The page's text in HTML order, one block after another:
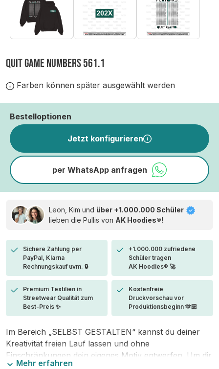
QUIT GAME NUMBERS 561.1
Farben können später ausgewählt werden
Bestelloptionen
Jetzt konfigurieren
per WhatsApp anfragen
Leon, Kim und über +1.000.000 Schüler
lieben die Pullis von AK Hoodies®!
Sichere Zahlung per
PayPal, Klarna
Rechnungskauf uvm. 🔒
+1.000.000 zufriedene
Schüler tragen
AK Hoodies® 🚀
Premium Textilien in
Streetwear Qualität zum
Best-Preis ✨
Kostenfreie
Druckvorschau vor
Produktionsbeginn 🫶🏻
Im Bereich „SELBST GESTALTEN“ kannst du deiner
Kreativität freien Lauf lassen und ohne
Einschränkungen dein eigenes Motiv entwerfen. Um dir
Mehr erfahren